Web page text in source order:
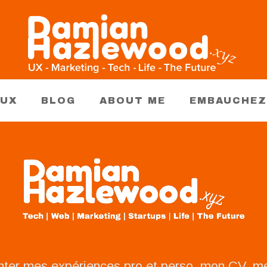
BLOG ABOUT ME